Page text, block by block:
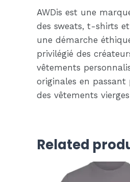
AWDis est une
des sweats, t-shirts
une démarche
privilégié des
vêtements
originales en
des vêtements
Related